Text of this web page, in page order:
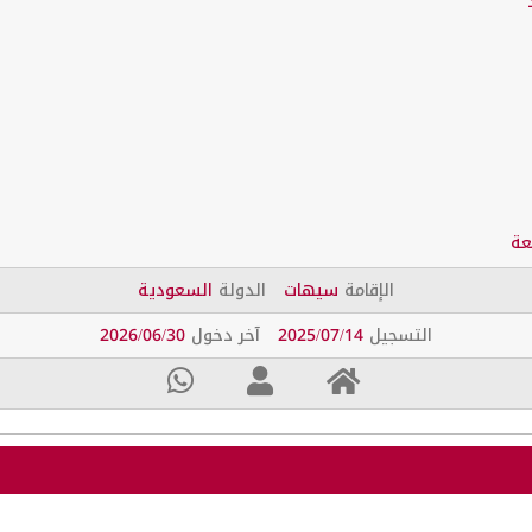
الإقامة سيهات الدولة السعودية
التسجيل 2025/07/14آخر دخول 2026/06/30